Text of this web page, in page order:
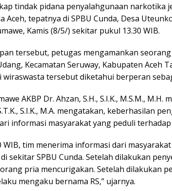
tindak pidana penyalahgunaan narkotika
Aceh, tepatnya di SPBU Cunda, Desa
Kamis (8/5/) sekitar pukul 13.30 WIB.
tersebut, petugas mengamankan seorang
Kecamatan Seruway, Kabupaten Aceh
wiraswasta tersebut diketahui berperan
AKBP Dr. Ahzan, S.H., S.I.K., M.S.M., M.H.
S.I.K., M.A. mengatakan, keberhasilan
informasi masyarakat yang peduli
WIB, tim menerima informasi dari
sekitar SPBU Cunda. Setelah dilakukan
pria mencurigakan. Setelah dilakukan
mengaku bernama RS,” ujarnya.